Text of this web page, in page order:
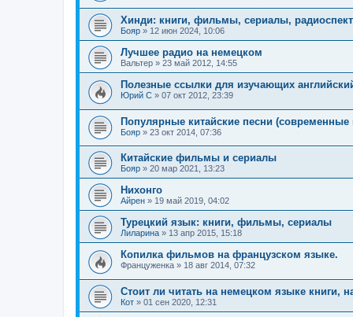
Хинди: книги, фильмы, сериалы,
Бояр » 12 июн 2024, 10:06
Лучшее радио на немецком
Вальтер » 23 май 2012, 14:55
Полезные ссылки для изучающих
Юрий C » 07 окт 2012, 23:39
Популярные китайские песни
Бояр » 23 окт 2014, 07:36
Китайские фильмы и сериалы
Бояр » 20 мар 2021, 13:23
Нихонго
Айрен » 19 май 2019, 04:02
Турецкий язык: книги, фильмы, сериалы
Лиларина » 13 апр 2015, 15:18
Копилка фильмов на французском языке.
Француженка » 18 авг 2014, 07:32
Стоит ли читать на немецком языке книги,
Кот » 01 сен 2020, 12:31